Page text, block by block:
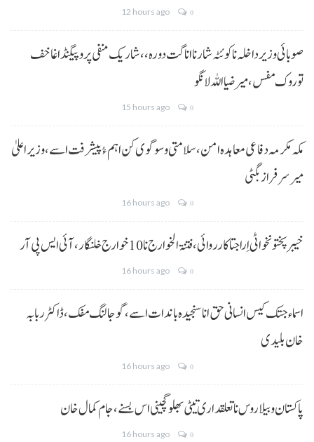
12 hours ago 0
صوبائی وزیر داخلہ نا کوئٹہ شار نا اناگت دورہ،، شاریک منفی پروپیگنڈا غا خف
توروک مفس، میر ضیا اللہ لانگو
15 hours ago 0
مکہ مکرمہ دفاعی معاہدہ امن، سلامتی و سوگوی کن اہم ءُ پیشرفت اسے،وزیراعلیٰ
میر سرفراز بگٹی
16 hours ago 0
خیبر پختونخوا ٹی اِرا جتا کارروائی، فتنۃ الخوارج نا 10خوارج خلنگار،آئی ایس پی آر
16 hours ago 0
اسماء جتک کیس انسانی حق انا سنجیدہ باندات اسے، گوجالنگ مفک،ڈاکٹر ربابہ
خان بلیدی
16 hours ago 0
پاکستان و بیلاروس نا تعلقداری تیٹی بھلو گچینی اس بسنے، جام کمال خان
16 hours ago 0